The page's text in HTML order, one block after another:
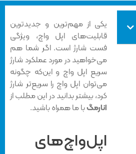
یکی از مهم‌ترین و جدیدترین
قابلیت‌های اپل واچ، ویژگی
فست شارژ است. اگر شما هم
می‌خواهید در مورد عملکرد شارژ
سریع اپل واچ و این‌که چگونه
می‌توان اپل واچ را سریع‌تر شارژ
کرد، بیشتر بدانید در این مطلب از
انارمگبا ما همراه باشید.
اپل‌واچ‌های